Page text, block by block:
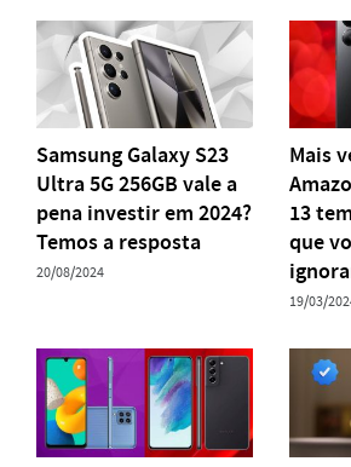
Samsung Galaxy S23
Ultra 5G 256GB vale a
pena investir em 2024?
Temos a resposta
20/08/2024
Mais
13
que
19/03/